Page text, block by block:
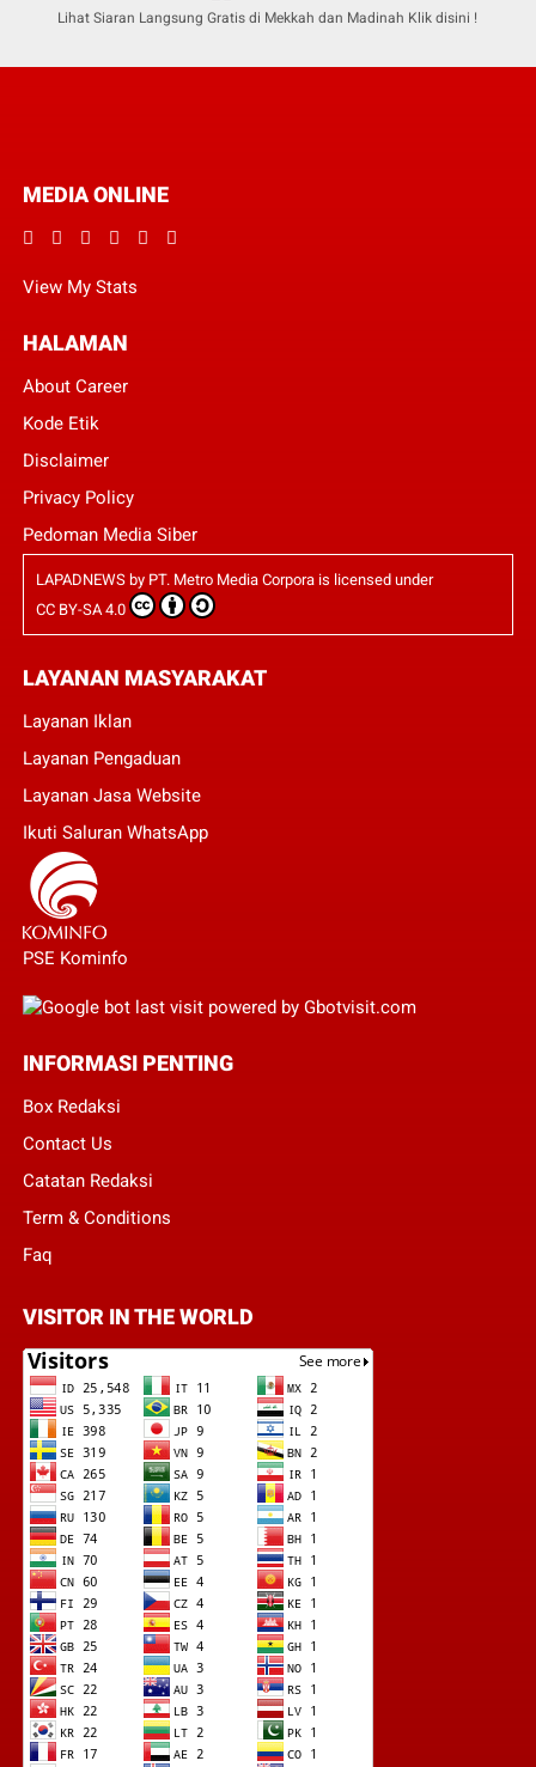
Lihat Siaran Langsung Gratis di Mekkah dan Madinah Klik disini !
MEDIA ONLINE
View My Stats
HALAMAN
About Career
Kode Etik
Disclaimer
Privacy Policy
Pedoman Media Siber
LAPADNEWSby PT. Metro Media Corporais licensed under
CC BY-SA 4.0
LAYANAN MASYARAKAT
Layanan Iklan
Layanan Pengaduan
Layanan Jasa Website
Ikuti Saluran WhatsApp
PSE Kominfo
INFORMASI PENTING
Box Redaksi
Contact Us
Catatan Redaksi
Term & Conditions
Faq
VISITOR IN THE WORLD